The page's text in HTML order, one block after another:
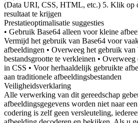
(Data URI, CSS, HTML, etc.) 5. Klik op
resultaat te krijgen
Prestatieoptimalisatie suggesties
• Gebruik Base64 alleen voor kleine
Vermijd het gebruik van Base64 voor
afbeeldingen • Overweeg het gebruik
bestandsgrootte te verkleinen •
in CSS • Voor herhaaldelijk gebruikte
aan traditionele afbeeldingsbestanden
Veiligheidsverklaring
Alle verwerking van dit gereedschap
afbeeldingsgegevens worden niet naar
codering is zelf geen versleuteling,